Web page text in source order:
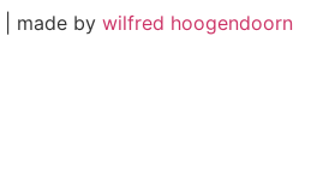
| made by wilfred hoogendoorn